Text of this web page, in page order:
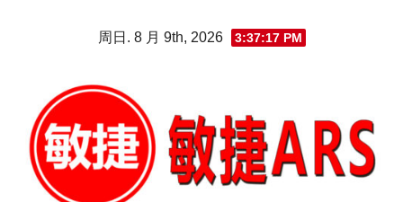
周日. 8 月 9th, 2026 3:37:18 PM